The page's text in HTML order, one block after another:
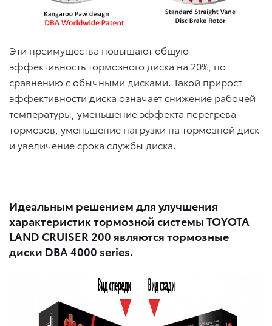
Эти преимущества повышают общую
эффективность тормозного диска на 20%, по
сравнению с обычными дисками. Такой прирост
эффективности диска означает снижение рабочей
температуры, уменьшение эффекта перегрева
тормозов, уменьшение нагрузки на тормозной диск
и увеличение срока службы диска.
Идеальным решением для улучшения
характеристик тормозной системы TOYOTA
LAND CRUISER 200 являются тормозные
диски DBA 4000 series.